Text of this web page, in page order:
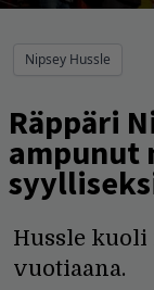
Nipsey Hussle
Räppäri
ampunut
Hussle kuoli
vuotiaana.